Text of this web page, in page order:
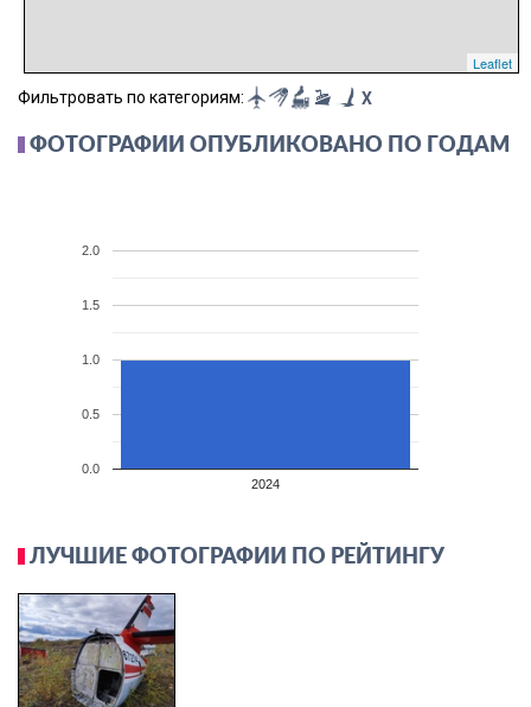
Leaflet
Фильтровать по категориям:
X
ФОТОГРАФИИ ОПУБЛИКОВАНО ПО ГОДАМ
2024
0.0
0.5
1.0
1.5
2.0
ЛУЧШИЕ ФОТОГРАФИИ ПО РЕЙТИНГУ